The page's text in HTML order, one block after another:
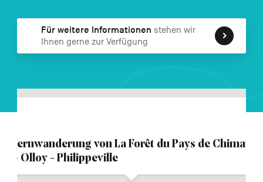
Für weitere Informationen stehen wir
Ihnen gerne zur Verfügung
Fernwanderung von La Forêt du Pays de Chimay
– Olloy - Philippeville